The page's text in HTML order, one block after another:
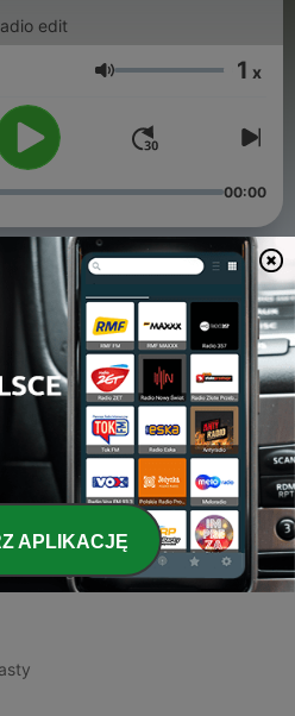
edit
Głośność 1 x
00:00
Floyd/Gary Clark
Rey y sus Redonditos
Manu Chao
APLIKACJĘ